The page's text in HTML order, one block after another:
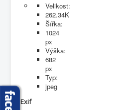
Velikost:
262.34K
Šířka:
1024
px
Výška:
682
px
Typ:
jpeg
Exif